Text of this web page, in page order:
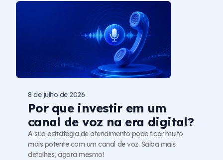
Por que investir em um
canal de voz na era digital?
8 de julho de 2026
A sua estratégia de atendimento pode ficar muito
mais potente com um canal de voz. Saiba mais
detalhes, agora mesmo!